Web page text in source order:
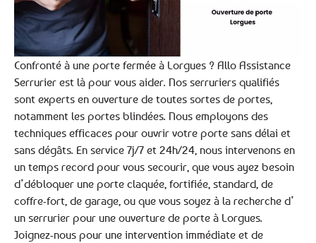
Confronté à une porte fermée à Lorgues ? Allo Assistance
Serrurier est là pour vous aider. Nos serruriers qualifiés
sont experts en ouverture de toutes sortes de portes,
notamment les portes blindées. Nous employons des
techniques efficaces pour ouvrir votre porte sans délai et
sans dégâts. En service 7j/7 et 24h/24, nous intervenons en
un temps record pour vous secourir, que vous ayez besoin
d’débloquer une porte claquée, fortifiée, standard, de
coffre-fort, de garage, ou que vous soyez à la recherche d’
un serrurier pour une ouverture de porte à Lorgues.
Joignez-nous pour une intervention immédiate et de